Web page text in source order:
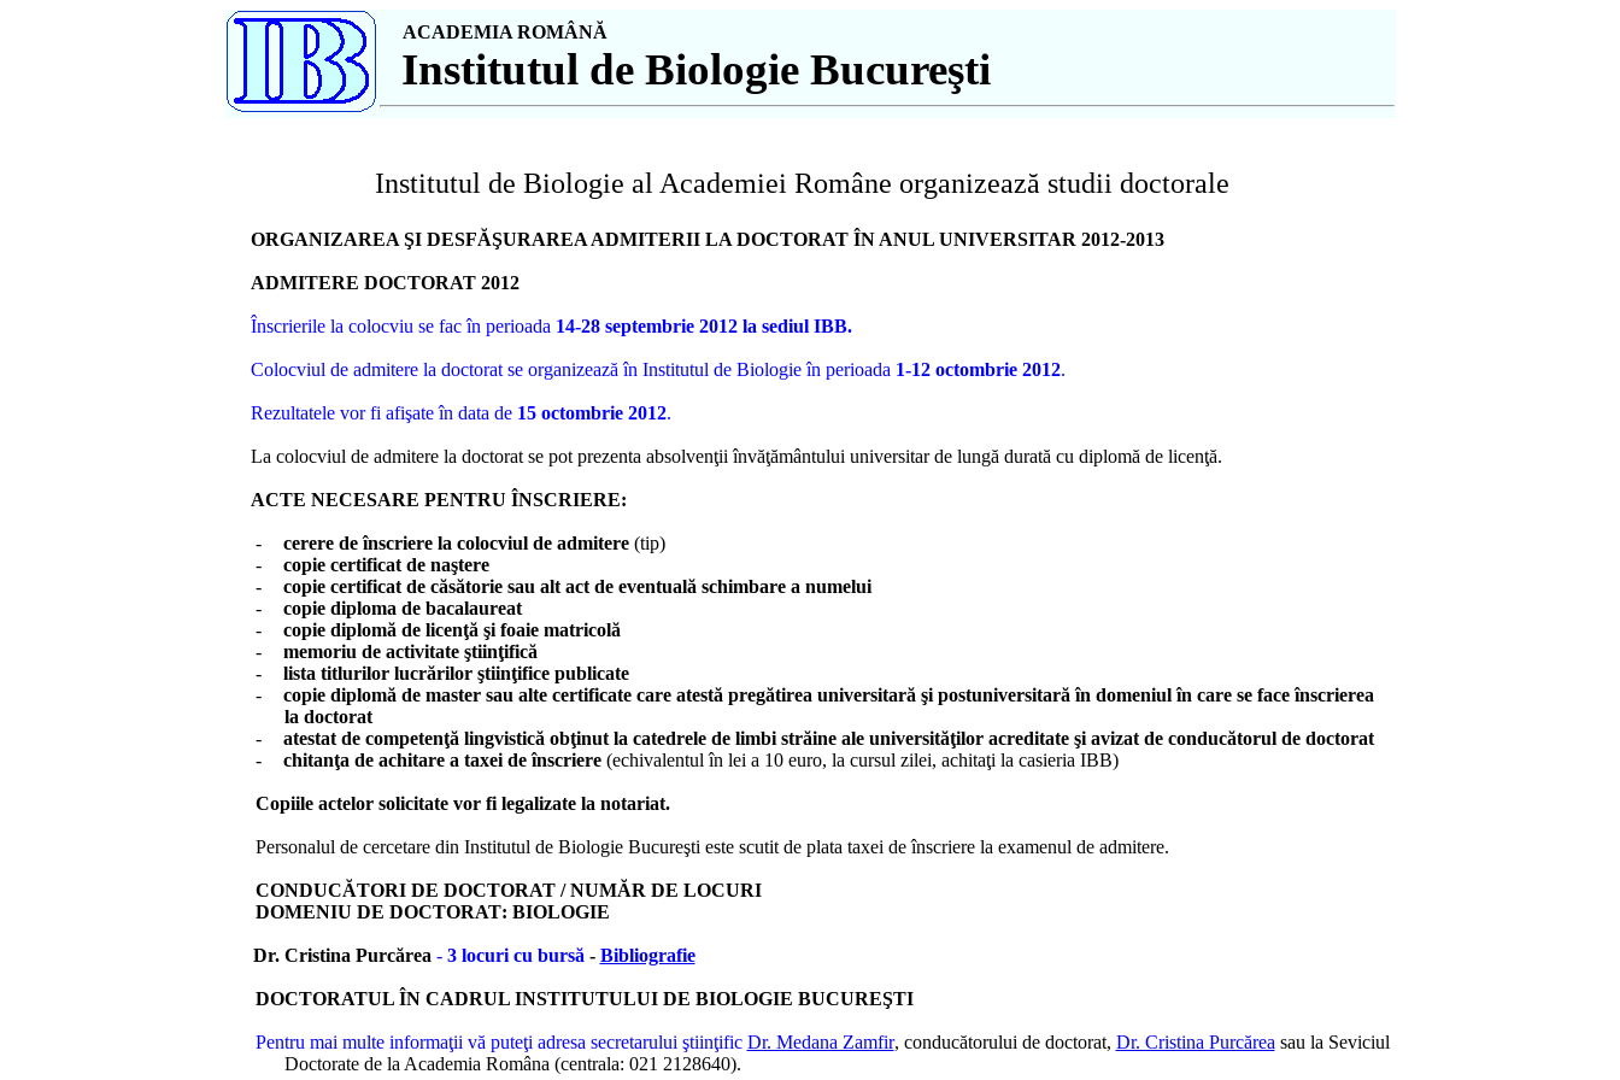
ACADEMIA ROMÂNĂ
Institutul de Biologie Bucureşti
Institutul de Biologie al Academiei Române organizează studii doctorale
ORGANIZAREA ŞI DESFĂŞURAREA ADMITERII LA DOCTORAT ÎN ANUL UNIVERSITAR 2012-2013
ADMITERE DOCTORAT 2012
Înscrierile la colocviu se fac în perioada 14-28 septembrie2012 la sediul IBB.
Colocviul de admitere la doctorat se organizează în Institutul de Biologie în perioada 1-12 octombrie2012.
Rezultatele vor fi afişate în data de 15octombrie 2012.
La colocviul de admitere la doctorat se pot prezenta absolvenţii învăţământului universitar de lungă durată cu diplomă de licenţă.
ACTE NECESARE PENTRU ÎNSCRIERE:
- cerere de înscriere la colocviul de admitere (tip)
-
copie certificat de naştere
-
copie certificat de căsătorie sau alt act de eventuală schimbare a numelui
-
copie diploma de bacalaureat
-
copie diplomă de licenţă şi foaie matricolă
-
memoriu de activitate ştiinţifică
-
lista titlurilor lucrărilor ştiinţifice publicate
-
copie diplomă de master sau alte certificate care atestă pregătirea universitară şi postuniversitară în domeniul în care se face înscrierea
la doctorat
-
atestat de competenţă lingvistică obţinut la catedrele de limbi străine ale universităţilor acreditate şi avizat de conducătorul de doctorat
-
chitanţa de achitare a taxei de înscriere(echivalentul în lei a 10 euro, la cursul zilei, achitaţi la casieria IBB)
Copiile actelor solicitate vor fi legalizate la notariat.
Personalul de cercetare din Institutul de Biologie Bucureşti este scutit de plata taxei de înscriere la examenul de admitere.
CONDUCĂTORI DE DOCTORAT / NUMĂR DE LOCURI
DOMENIU DE DOCTORAT: BIOLOGIE
Dr. Cristina Purcărea - 3locuri cu bursă - Bibliografie
DOCTORATUL ÎN CADRUL INSTITUTULUI DE BIOLOGIE BUCUREŞTI
Pentru mai multe informaţii vă puteţi adresa secretarului ştiinţific Dr. Medana Zamfir, conducătorului de doctorat, Dr. Cristina Purcărea sau la Seviciul
Doctorate de la Academia Româna (centrala: 021 2128640).